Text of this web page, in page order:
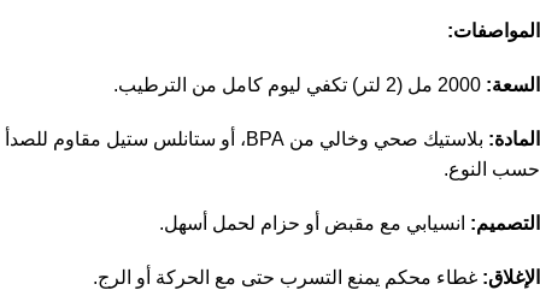
المواصفات:
السعة:
المادة:
بلاستيك صحي وخالي من BPA، أو ستانلس ستيل مقاوم للصدأ
حسب النوع.
التصميم: انسيابي مع مقبض أو حزام لحمل أسهل.
الإغلاق: غطاء محكم يمنع التسرب حتى مع الحركة أو الرج.